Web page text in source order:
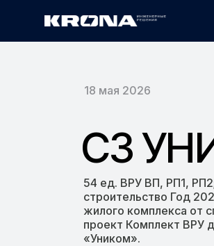
Главная ›СЗ УНИКОМ
18 мая 2026
СЗ
54 ед. ВРУ ВП, РП1,
строительство Год
жилого комплекса от
проект Комплект ВРУ
«Уником».